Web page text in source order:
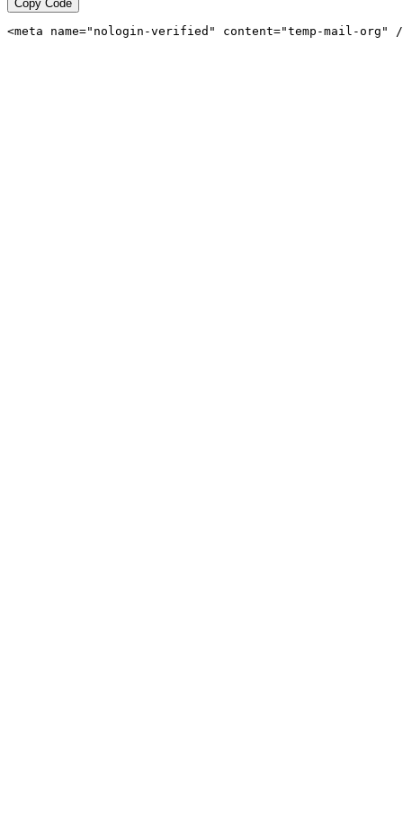
Copy Code
<meta name="nologin-verified" content="temp-mail-org"